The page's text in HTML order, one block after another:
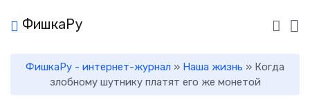
ФишкаРу
ФишкаРу - интернет-журнал » Наша жизнь » Когда
злобному шутнику платят его же монетой